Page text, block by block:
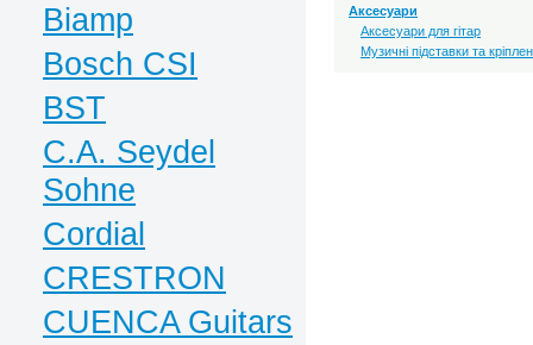
Biamp
Bosch CSI
BST
C.A. Seydel
Sohne
Cordial
CRESTRON
CUENCA Guitars
Аксесуари
Аксесуари для гітар
Музичні підставки та